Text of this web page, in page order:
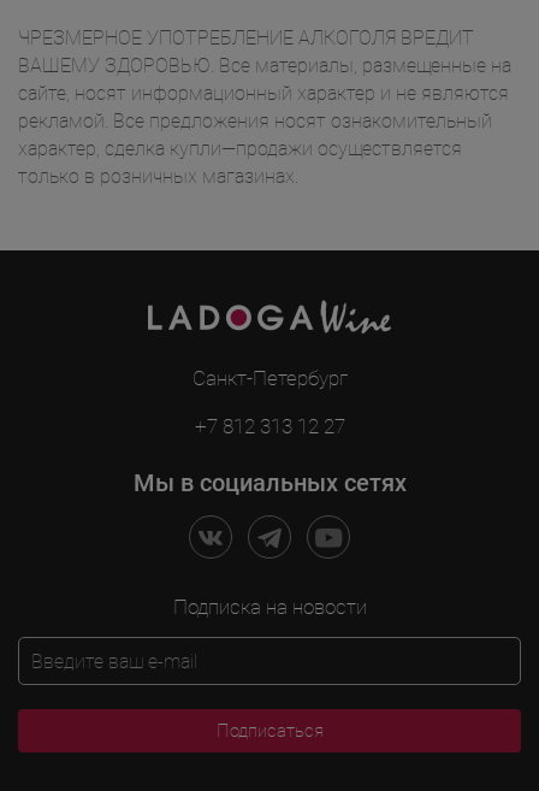
ЧРЕЗМЕРНОЕ УПОТРЕБЛЕНИЕ АЛКОГОЛЯ ВРЕДИТ
ВАШЕМУ ЗДОРОВЬЮ. Все материалы, размещенные на
сайте, носят информационный характер и не являются
рекламой. Все предложения носят ознакомительный
характер, сделка купли—продажи осуществляется
только в розничных магазинах.
Санкт-Петербург
+7 812 313 12 27
Мы в социальных сетях
Подписка на новости
Подписаться